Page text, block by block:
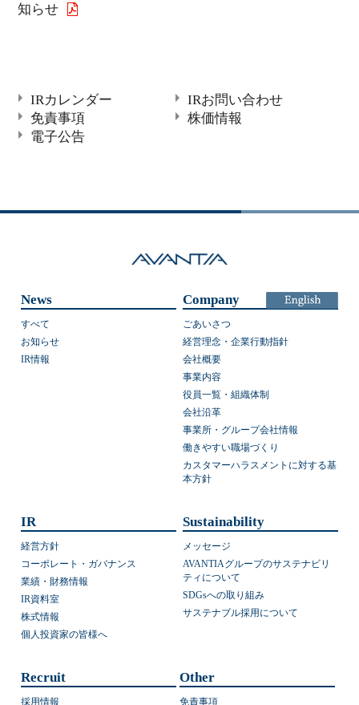
知らせ
IRカレンダー
IRお問い合わせ
免責事項
株価情報
電子公告
News
すべて
お知らせ
IR情報
Company
ごあいさつ
経営理念・企業行動指針
会社概要
事業内容
役員一覧・組織体制
会社沿革
事業所・グループ会社情報
働きやすい職場づくり
カスタマーハラスメントに対する基
本方針
IR
経営方針
コーポレート・ガバナンス
業績・財務情報
IR資料室
株式情報
個人投資家の皆様へ
Sustainability
メッセージ
AVANTIAグループのサステナビリ
ティについて
SDGsへの取り組み
サステナブル採用について
Recruit
採用情報
Other
免責事項